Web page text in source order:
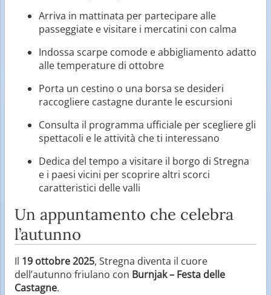
Arriva in mattinata per partecipare alle
passeggiate e visitare i mercatini con calma
Indossa scarpe comode e abbigliamento adatto
alle temperature di ottobre
Porta un cestino o una borsa se desideri
raccogliere castagne durante le escursioni
Consulta il programma ufficiale per scegliere gli
spettacoli e le attività che ti interessano
Dedica del tempo a visitare il borgo di Stregna
e i paesi vicini per scoprire altri scorci
caratteristici delle valli
Un appuntamento che celebra
l’autunno
Il 19 ottobre 2025, Stregna diventa il cuore
dell’autunno friulano con Burnjak – Festa delle
Castagne.